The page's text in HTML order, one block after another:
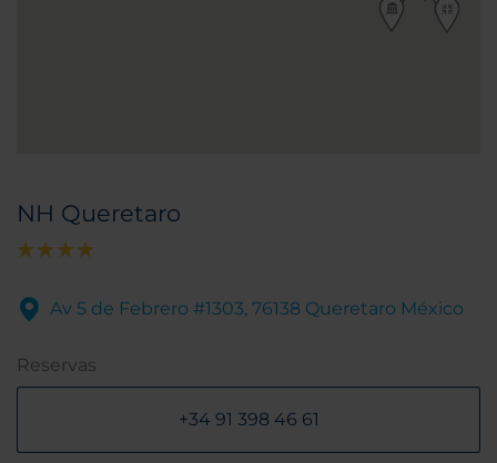
NH Queretaro
Av 5 de Febrero #1303, 76138 Queretaro México
Reservas
+34 91 398 46 61